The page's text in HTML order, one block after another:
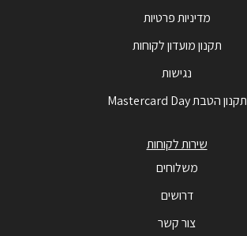
מדיניות פרטיות
תקנון מועדון לקוחות
נגישות
תקנון הטבת Mastercard Day
שירות לקוחות
משלוחים
דרושים
צור קשר